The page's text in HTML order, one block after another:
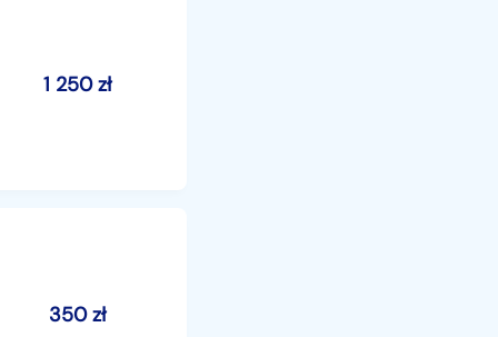
1 250zł
350zł